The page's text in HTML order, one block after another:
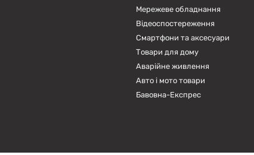
Мережеве обладнання
Відеоспостереження
Смартфони та аксесуари
Товари для дому
Аварійне живлення
Авто і мото товари
Бавовна-Експрес